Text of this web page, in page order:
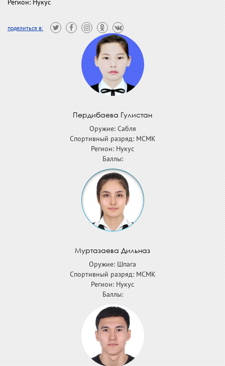
Регион: Нукус
поделиться в:
Пердибаева Гулистан
Оружие: Сабля
Спортивный разряд: МСМК
Регион: Нукус
Баллы:
Муртазаева Дильназ
Оружие: Шпага
Спортивный разряд: МСМК
Регион: Нукус
Баллы: